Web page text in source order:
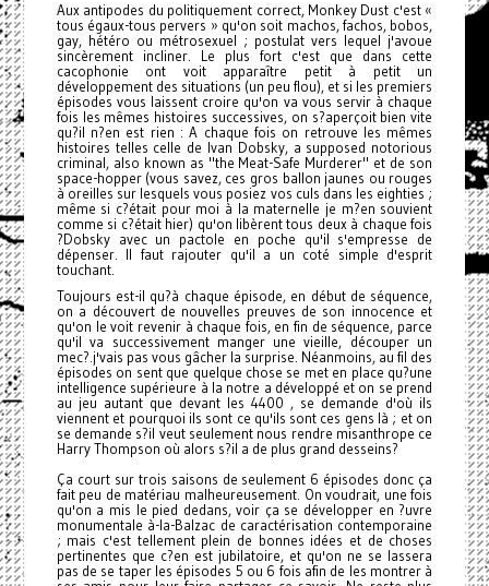
Aux antipodes du politiquement correct, Monkey Dust c'est «
tous égaux-tous pervers » qu'on soit machos, fachos, bobos,
gay, hétéro ou métrosexuel ; postulat vers lequel j'avoue
sincèrement incliner. Le plus fort c'est que dans cette
cacophonie ont voit apparaître petit à petit un
développement des situations (un peu flou), et si les premiers
épisodes vous laissent croire qu'on va vous servir à chaque
fois les mêmes histoires successives, on s?aperçoit bien vite
qu?il n?en est rien : A chaque fois on retrouve les mêmes
histoires telles celle de Ivan Dobsky, a supposed notorious
criminal, also known as "the Meat-Safe Murderer" et de son
space-hopper (vous savez, ces gros ballon jaunes ou rouges
à oreilles sur lesquels vous posiez vos culs dans les eighties ;
même si c?était pour moi à la maternelle je m?en souvient
comme si c?était hier) qu'on libèrent tous deux à chaque fois
?Dobsky avec un pactole en poche qu'il s'empresse de
dépenser. Il faut rajouter qu'il a un coté simple d'esprit
touchant.
Toujours est-il qu?à chaque épisode, en début de séquence,
on a découvert de nouvelles preuves de son innocence et
qu'on le voit revenir à chaque fois, en fin de séquence, parce
qu'il va successivement manger une vieille, découper un
mec?.j'vais pas vous gâcher la surprise. Néanmoins, au fil des
épisodes on sent que quelque chose se met en place qu?une
intelligence supérieure à la notre a développé et on se prend
au jeu autant que devant les 4400 , se demande d'où ils
viennent et pourquoi ils sont ce qu'ils sont ces gens là ; et on
se demande s?il veut seulement nous rendre misanthrope ce
Harry Thompson où alors s?il a de plus grand desseins?
Ça court sur trois saisons de seulement 6 épisodes donc ça
fait peu de matériau malheureusement. On voudrait, une fois
qu'on a mis le pied dedans, voir ça se développer en ?uvre
monumentale à-la-Balzac de caractérisation contemporaine
; mais c'est tellement plein de bonnes idées et de choses
pertinentes que c?en est jubilatoire, et qu'on ne se lassera
pas de se taper les épisodes 5 ou 6 fois afin de les montrer à